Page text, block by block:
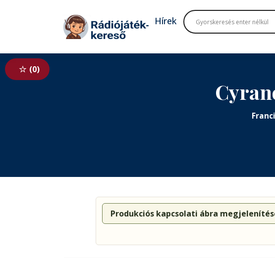
Tovább a tartalomhoz
Hírek
0
Produkciós kapcsolati ábra